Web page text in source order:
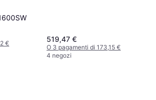
€
519,47 €
O 3 pagamenti di 173,15 €
4 negozi